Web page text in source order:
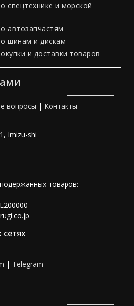
спецтехнике и морской
автозапчастям
шинам и дискам
и доставки товаров
вопросы | Контакты
Imizu-shi
товаров:
| Telegram